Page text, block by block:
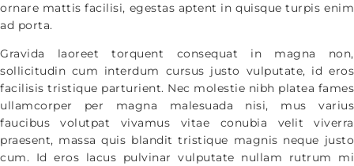
ornare mattis facilisi, egestas aptent in quisque turpis enim
ad porta.
Gravida laoreet torquent consequat in magna non,
sollicitudin cum interdum cursus justo vulputate, id eros
facilisis tristique parturient. Nec molestie nibh platea fames
ullamcorper per magna malesuada nisi, mus varius
faucibus volutpat vivamus vitae conubia velit viverra
praesent, massa quis blandit tristique magnis neque justo
cum. Id eros lacus pulvinar vulputate nullam rutrum mi